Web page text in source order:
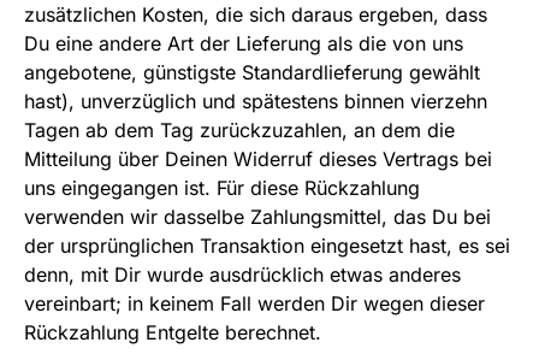
zusätzlichen Kosten, die sich daraus ergeben, dass
Du eine andere Art der Lieferung als die von uns
angebotene, günstigste Standardlieferung gewählt
hast), unverzüglich und spätestens binnen vierzehn
Tagen ab dem Tag zurückzuzahlen, an dem die
Mitteilung über Deinen Widerruf dieses Vertrags bei
uns eingegangen ist. Für diese Rückzahlung
verwenden wir dasselbe Zahlungsmittel, das Du bei
der ursprünglichen Transaktion eingesetzt hast, es sei
denn, mit Dir wurde ausdrücklich etwas anderes
vereinbart; in keinem Fall werden Dir wegen dieser
Rückzahlung Entgelte berechnet.